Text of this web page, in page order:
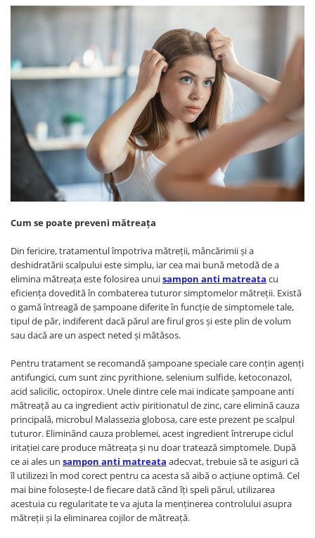
Cum se poate preveni mătreața
Din fericire, tratamentul împotriva mătreţii, mâncărimii şi a
deshidratării scalpului este simplu, iar cea mai bună metodă de a
elimina mătreaţa este folosirea unuisampon anti matreata cu
eficienţa dovedită în combaterea tuturor simptomelor mătreţii. Există
o gamă întreagă de şampoane diferite în funcţie de simptomele tale,
tipul de păr, indiferent dacă părul are firul gros și este plin de volum
sau dacă are un aspect neted şi mătăsos.
Pentru tratament se recomandă şampoane speciale care conţin agenţi
antifungici, cum sunt zinc pyrithione, selenium sulfide, ketoconazol,
acid salicilic, octopirox. Unele dintre cele mai indicate șampoane anti
mătreață au ca ingredient activ piritionatul de zinc, care elimină cauza
principală, microbul Malassezia globosa, care este prezent pe scalpul
tuturor. Eliminând cauza problemei, acest ingredient întrerupe ciclul
iritaţiei care produce mătreaţa şi nu doar tratează simptomele. După
ce ai ales un sampon anti matreata adecvat, trebuie să te asiguri că
îl utilizezi în mod corect pentru ca acesta să aibă o acţiune optimă. Cel
mai bine folosește-l de fiecare dată când îți speli părul, utilizarea
acestuia cu regularitate te va ajuta la menținerea controlului asupra
mătreţii şi la eliminarea cojilor de mătreaţă.